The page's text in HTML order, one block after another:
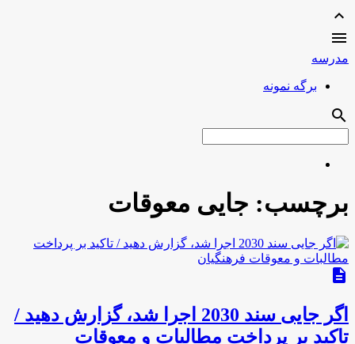
expand_less

مدرسه
برگه نمونه
search
برچسب: جایی معوقات
description
اگر جایی سند 2030 اجرا شد، گزارش دهید /
تاکید بر پرداخت مطالبات و معوقات